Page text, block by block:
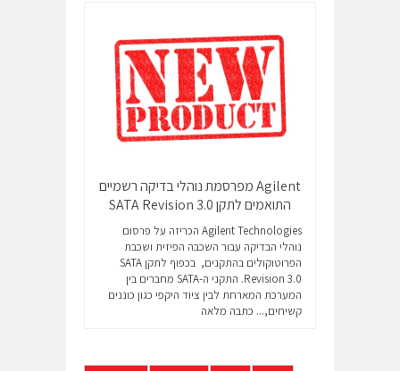
Agilent מפרסמת נוהלי בדיקה רשמיים
התואמים לתקן SATA Revision 3.0
Agilent Technologies הכריזה על פרסום
נוהלי הבדיקה עבור השכבה הפיזית ושכבת
הפרוטוקולים בהתקנים, בכפוף לתקן SATA
Revision 3.0. התקני ה-SATA מחברים בין
המערכת המארחת לבין ציוד היקפי כגון כוננים
קשיחים,... כתבה מלאה